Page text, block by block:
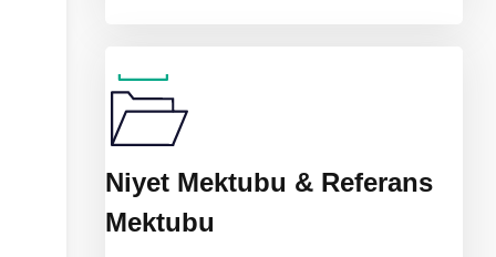
Niyet Mektubu & Referans
Mektubu